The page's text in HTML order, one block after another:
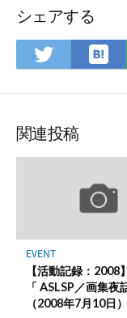
シェアする
で
ア
は
て
ク
ー
ク
保
存
関連投稿
EVENT
【活動記録：2008
「 ASLSP／画集夜
（2008年7月10日）